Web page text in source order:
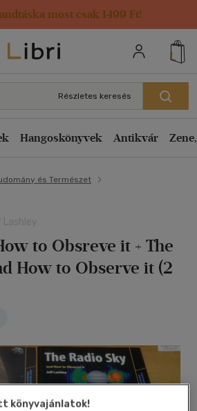
most csak 1499 Ft!
Kártya adatai
Részletes keresés
Hangoskönyvek Antikvár
és Természet
to Obsreve it + The
How to Observe it (2
könyvajánlatok!